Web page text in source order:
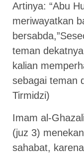
Artinya: “Abu
meriwayatkan
teman
kalian
sebagai teman
Tirmidzi)
Imam al-
(juz 3)
sahabat,